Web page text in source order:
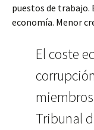
puestos de trabajo.
economía. Menor
El coste
Tribunal